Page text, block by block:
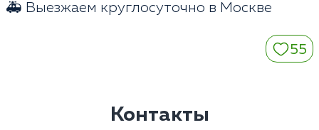
🚑 Выезжаем круглосуточно в Москве
55
Контакты